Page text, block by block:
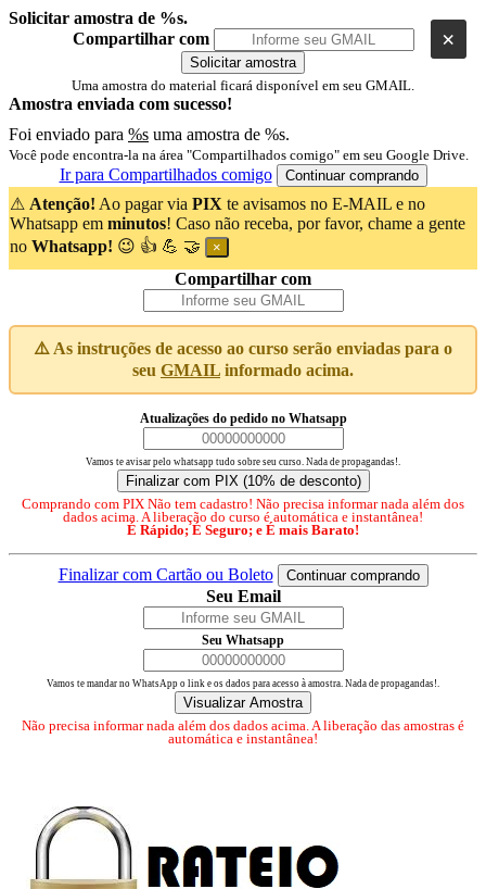
Solicitar amostra de %s.
Compartilhar com
Solicitar amostra
Uma amostra do material ficará disponível em seu GMAIL.
Amostra enviada com sucesso!
Foi enviado para %s uma amostra de %s.
Você pode encontra-la na área "Compartilhados comigo" em seu Google Drive.
Ir para Compartilhados comigo Continuar comprando
⚠ Atenção! Ao pagar via PIX te avisamos no E-MAIL e no
Whatsapp em minutos! Caso não receba, por favor, chame a gente
no Whatsapp! 😉 👍 💪 🤝 ×
Compartilhar com
⚠️ As instruções de acesso ao curso serão enviadas para o
seu GMAIL informado acima.
Atualizações do pedido no Whatsapp
Vamos te avisar pelo whatsapp tudo sobre seu curso. Nada de propagandas!.
Finalizar com PIX (10% de desconto)
Comprando com PIX Não tem cadastro! Não precisa informar nada além dos
dados acima. A liberação do curso é automática e instantânea!
É Rápido; É Seguro; e É mais Barato!
Finalizar com Cartão ou Boleto Continuar comprando
Seu Email
Seu Whatsapp
Vamos te mandar no WhatsApp o link e os dados para acesso à amostra. Nada de propagandas!.
Visualizar Amostra
Não precisa informar nada além dos dados acima. A liberação das amostras é
automática e instantânea!
×